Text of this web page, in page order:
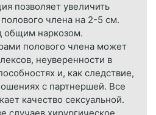
позволяет увеличить
члена на 2-5 см.
общим наркозом.
полового члена может
неуверенности в
и, как следствие,
с партнершей. Все
качество сексуальной.